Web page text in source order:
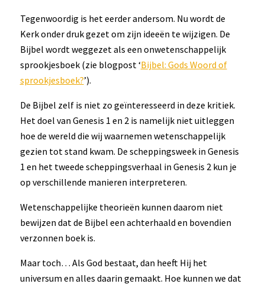
Tegenwoordig is het eerder andersom. Nu wordt de
Kerk onder druk gezet om zijn ideeën te wijzigen. De
Bijbel wordt weggezet als een onwetenschappelijk
sprookjesboek (zie blogpost ‘Bijbel: Gods Woord of
sprookjesboek?’).
De Bijbel zelf is niet zo geïnteresseerd in deze kritiek.
Het doel van Genesis 1 en 2 is namelijk niet uitleggen
hoe de wereld die wij waarnemen wetenschappelijk
gezien tot stand kwam. De scheppingsweek in Genesis
1 en het tweede scheppingsverhaal in Genesis 2 kun je
op verschillende manieren interpreteren.
Wetenschappelijke theorieën kunnen daarom niet
bewijzen dat de Bijbel een achterhaald en bovendien
verzonnen boek is.
Maar toch… Als God bestaat, dan heeft Hij het
universum en alles daarin gemaakt. Hoe kunnen we dat